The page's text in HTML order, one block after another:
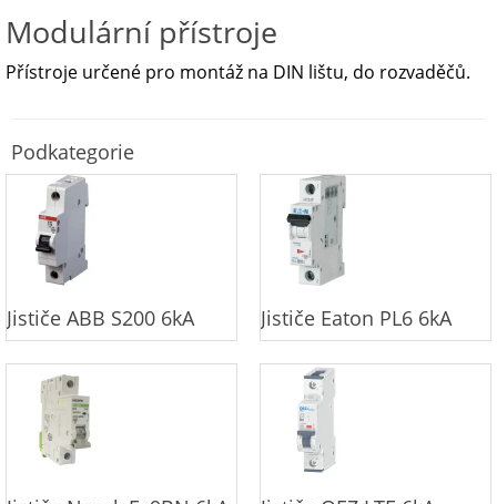
Modulární přístroje
Přístroje určené pro montáž na DIN lištu, do rozvaděčů.
Podkategorie
Jističe ABB S200 6kA Jističe Eaton PL6 6kA